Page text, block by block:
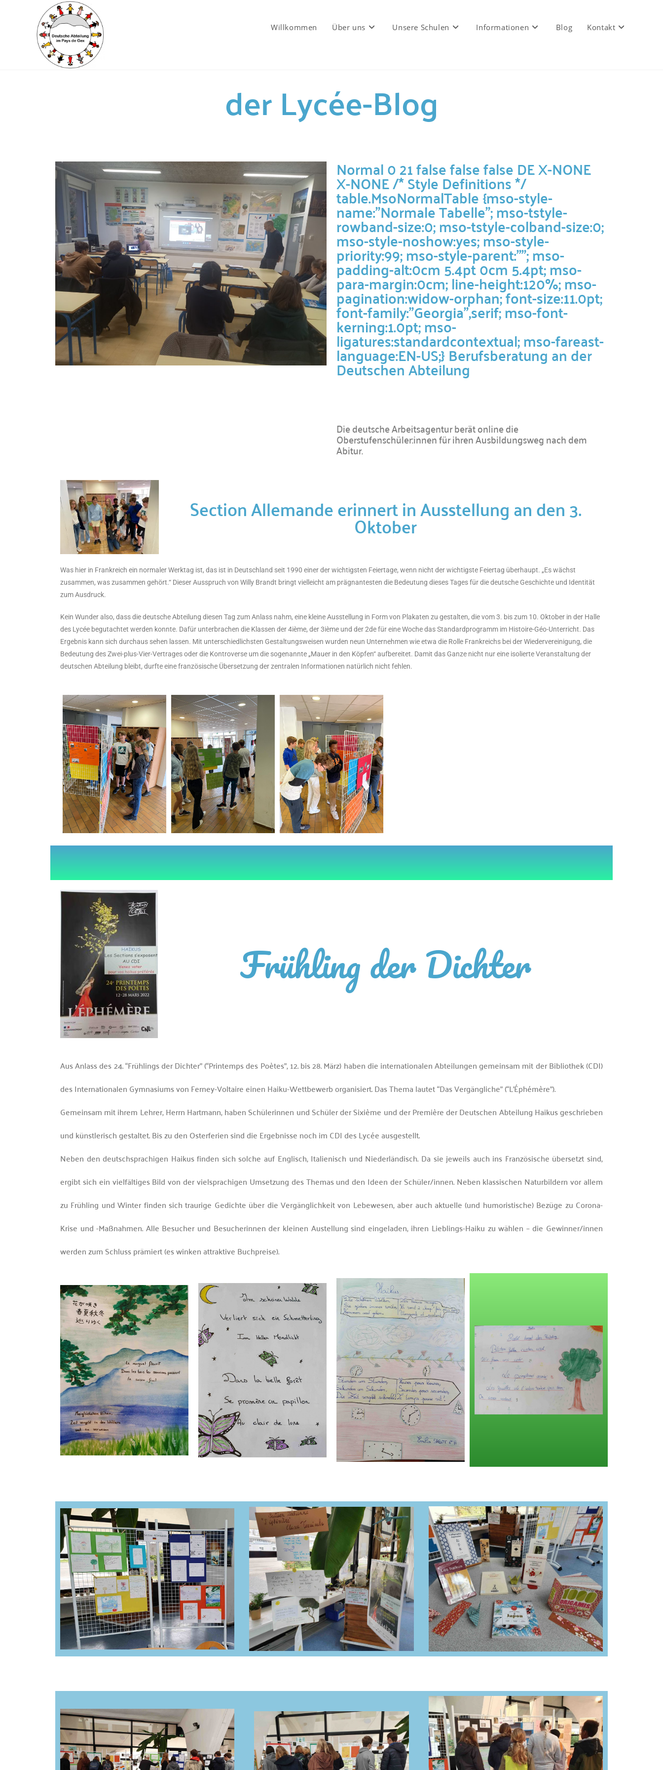
Willkommen Über uns Unsere Schulen Informationen Blog Kontakt
der Lycée-Blog
Normal 0 21 false false false DE X-NONE
X-NONE/* Style Definitions */
table.MsoNormalTable {mso-style-
name:"Normale Tabelle"; mso-tstyle-
rowband-size:0; mso-tstyle-colband-size:0;
mso-style-noshow:yes; mso-style-
priority:99; mso-style-parent:""; mso-
padding-alt:0cm 5.4pt 0cm 5.4pt; mso-
para-margin:0cm; line-height:120%; mso-
pagination:widow-orphan; font-size:11.0pt;
font-family:"Georgia",serif; mso-font-
kerning:1.0pt; mso-
ligatures:standardcontextual; mso-fareast-
language:EN-US;}Berufsberatung an der
Deutschen Abteilung
Die deutsche Arbeitsagentur berät online die
Oberstufenschüler:innen für ihren Ausbildungsweg nach dem
Abitur.
Section Allemande erinnert in Ausstellung an den 3.
Oktober
Was hier in Frankreich ein normaler Werktag ist, das ist in Deutschland seit 1990 einer der wichtigsten Feiertage, wenn nicht der wichtigste Feiertag überhaupt. „Es wächst
zusammen, was zusammen gehört.“ Dieser Ausspruch von Willy Brandt bringt vielleicht am prägnantesten die Bedeutung dieses Tages für die deutsche Geschichte und Identität
zum Ausdruck.
Kein Wunder also, dass die deutsche Abteilung diesen Tag zum Anlass nahm, eine kleine Ausstellung in Form von Plakaten zu gestalten, die vom 3. bis zum 10. Oktober in der Halle
des Lycée begutachtet werden konnte. Dafür unterbrachen die Klassen der 4ième, der 3ième und der 2de für eine Woche das Standardprogramm im Histoire-Géo-Unterricht. Das
Ergebnis kann sich durchaus sehen lassen. Mit unterschiedlichsten Gestaltungsweisen wurden neun Unternehmen wie etwa die Rolle Frankreichs bei der Wiedervereinigung, die
Bedeutung des Zwei-plus-Vier-Vertrages oder die Kontroverse um die sogenannte „Mauer in den Köpfen“ aufbereitet. Damit das Ganze nicht nur eine isolierte Veranstaltung der
deutschen Abteilung bleibt, durfte eine französische Übersetzung der zentralen Informationen natürlich nicht fehlen.
Frühling der Dichter
Aus Anlass des 24. “Frühlings der Dichter” (“Printemps des Poètes”, 12. bis 28. März) haben die internationalen Abteilungen gemeinsam mit der Bibliothek (CDI)
des Internationalen Gymnasiums von Ferney-Voltaire einen Haiku-Wettbewerb organisiert. Das Thema lautet “Das Vergängliche” (“L’Éphémère”).
Gemeinsam mit ihrem Lehrer, Herrn Hartmann, haben Schülerinnen und Schüler der Sixième und der Première der Deutschen Abteilung Haikus geschrieben
und künstlerisch gestaltet. Bis zu den Osterferien sind die Ergebnisse noch im CDI des Lycée ausgestellt.
Neben den deutschsprachigen Haikus finden sich solche auf Englisch, Italienisch und Niederländisch. Da sie jeweils auch ins Französische übersetzt sind,
ergibt sich ein vielfältiges Bild von der vielsprachigen Umsetzung des Themas und den Ideen der Schüler/innen. Neben klassischen Naturbildern vor allem
zu Frühling und Winter finden sich traurige Gedichte über die Vergänglichkeit von Lebewesen, aber auch aktuelle (und humoristische) Bezüge zu Corona-
Krise und -Maßnahmen. Alle Besucher und Besucherinnen der kleinen Austellung sind eingeladen, ihren Lieblings-Haiku zu wählen – die Gewinner/innen
werden zum Schluss prämiert (es winken attraktive Buchpreise).